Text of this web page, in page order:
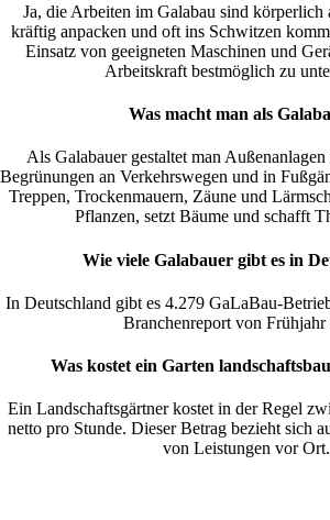
Ja, die Arbeiten im Galabau sind körperlich
kräftig anpacken und oft ins Schwitzen
Einsatz von geeigneten Maschinen und
Arbeitskraft bestmöglich zu
Was macht man als
Als Galabauer gestaltet man
Begrünungen an Verkehrswegen und in
Treppen, Trockenmauern, Zäune und
Pflanzen, setzt Bäume und schafft
Wie viele Galabauer gibt es in
In Deutschland gibt es 4.279 GaLaBau-
Branchenreport von Frühjahr
Was kostet ein Garten
Ein Landschaftsgärtner kostet in der Regel
netto pro Stunde. Dieser Betrag bezieht sich
von Leistungen vor Ort.